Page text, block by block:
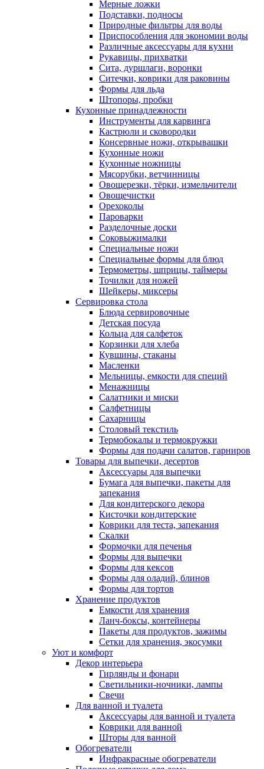
Мерные ложки
Подставки, подносы
Природные фильтры для воды
Приспособления для экономии воды
Различные аксессуары для кухни
Рукавицы, прихватки
Сита, дуршлаги, воронки
Ситечки, коврики для раковины
Формы для льда
Штопоры, пробки
Кухонные принадлежности
Инструменты для карвинга
Кастрюли и сковородки
Консервные ножи, открывашки
Кухонные ножи
Кухонные ножницы
Мясорубки, ветчинницы
Овощерезки, тёрки, измельчители
Овощечистки
Орехоколы
Пароварки
Разделочные доски
Соковыжималки
Специальные ножи
Специальные формы для блюд
Термометры, шприцы, таймеры
Точилки для ножей
Шейкеры, миксеры
Сервировка стола
Блюда сервировочные
Детская посуда
Кольца для салфеток
Корзинки для хлеба
Кувшины, стаканы
Масленки
Мельницы, емкости для специй
Менажницы
Салатники и миски
Салфетницы
Сахарницы
Столовый текстиль
Термобокалы и термокружки
Формы для подачи салатов, гарниров
Товары для выпечки, десертов
Аксессуары для выпечки
Бумага для выпечки, пакеты для
запекания
Для кондитерского декора
Кисточки кондитерские
Коврики для теста, запекания
Скалки
Формочки для печенья
Формы для выпечки
Формы для кексов
Формы для оладий, блинов
Формы для тортов
Хранение продуктов
Емкости для хранения
Ланч-боксы, контейнеры
Пакеты для продуктов, зажимы
Сетки для хранения, экосумки
Уют и комфорт
Декор интерьера
Гирлянды и фонари
Светильники-ночники, лампы
Свечи
Для ванной и туалета
Аксессуары для ванной и туалета
Коврики для ванной
Шторы для ванной
Обогреватели
Инфракрасные обогреватели